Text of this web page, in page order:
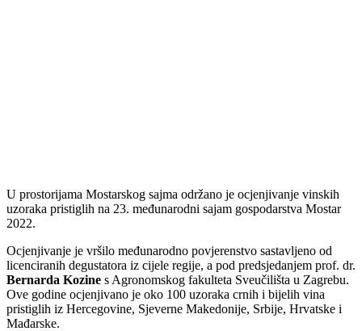
U prostorijama Mostarskog sajma održano je ocjenjivanje vinskih
uzoraka pristiglih na 23. međunarodni sajam gospodarstva Mostar
2022.
Ocjenjivanje je vršilo međunarodno povjerenstvo sastavljeno od
licenciranih degustatora iz cijele regije, a pod predsjedanjem prof. dr.
Bernarda Kozine s Agronomskog fakulteta Sveučilišta u Zagrebu.
Ove godine ocjenjivano je oko 100 uzoraka crnih i bijelih vina
pristiglih iz Hercegovine, Sjeverne Makedonije, Srbije, Hrvatske i
Mađarske.